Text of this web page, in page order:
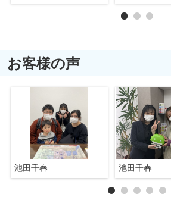
お客様の声
池田千春 池田千春